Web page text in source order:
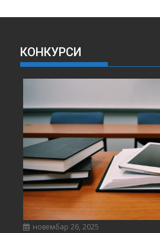
И
КОНКУРСИ
новембар 26, 2025